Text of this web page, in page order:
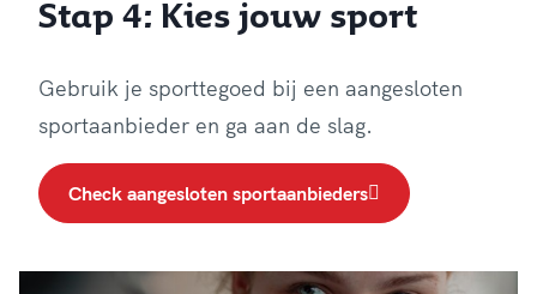
Stap 4: Kies jouw sport
Gebruik je sporttegoed bij een aangesloten
sportaanbieder en ga aan de slag.
Check aangesloten sportaanbieders